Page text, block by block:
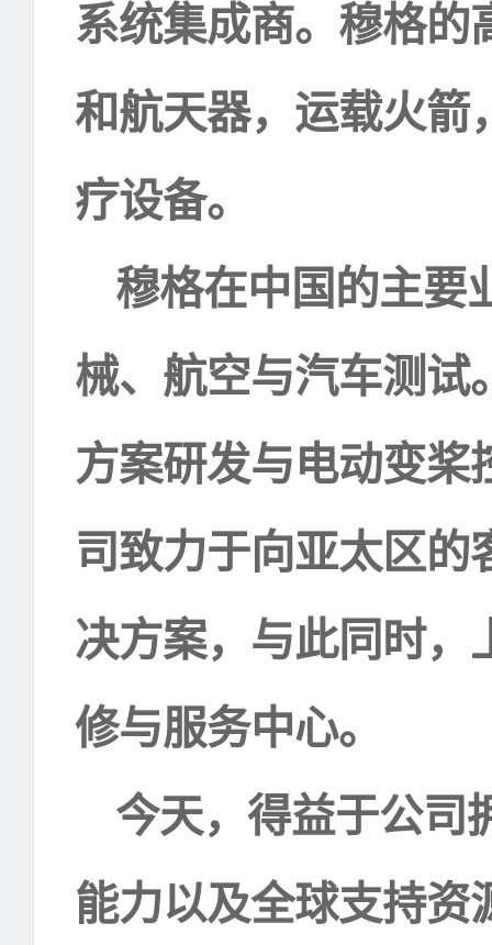
系统集成商。穆格的
和航天器，运载火箭
疗设备。
穆格在中国的主要
械、航空与汽车测试
方案研发与电动变桨
司致力于向亚太区的
决方案，与此同时，
修与服务中心。
今天，得益于公司
能力以及全球支持资